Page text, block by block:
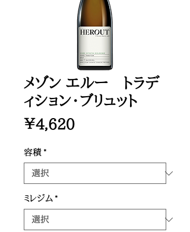
メゾン エルー トラデ
ィション・ブリュット
￥4,620価
容積 *
ミレジム *